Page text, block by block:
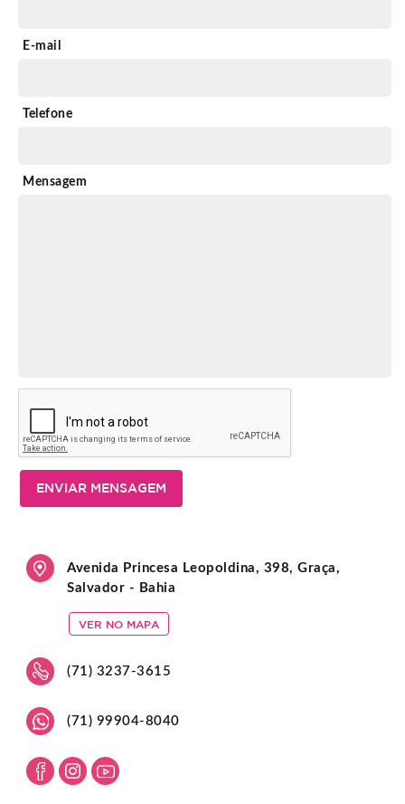
E-mail
Telefone
Mensagem
ENVIAR MENSAGEM
Avenida Princesa Leopoldina, 398, Graça,
Salvador - Bahia
VER NO MAPA
(71) 3237-3615
(71) 99904-8040